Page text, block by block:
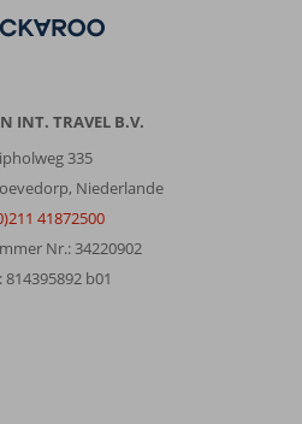
INT. TRAVEL B.V.
335
Niederlande
41872500
Nr.: 34220902
b01